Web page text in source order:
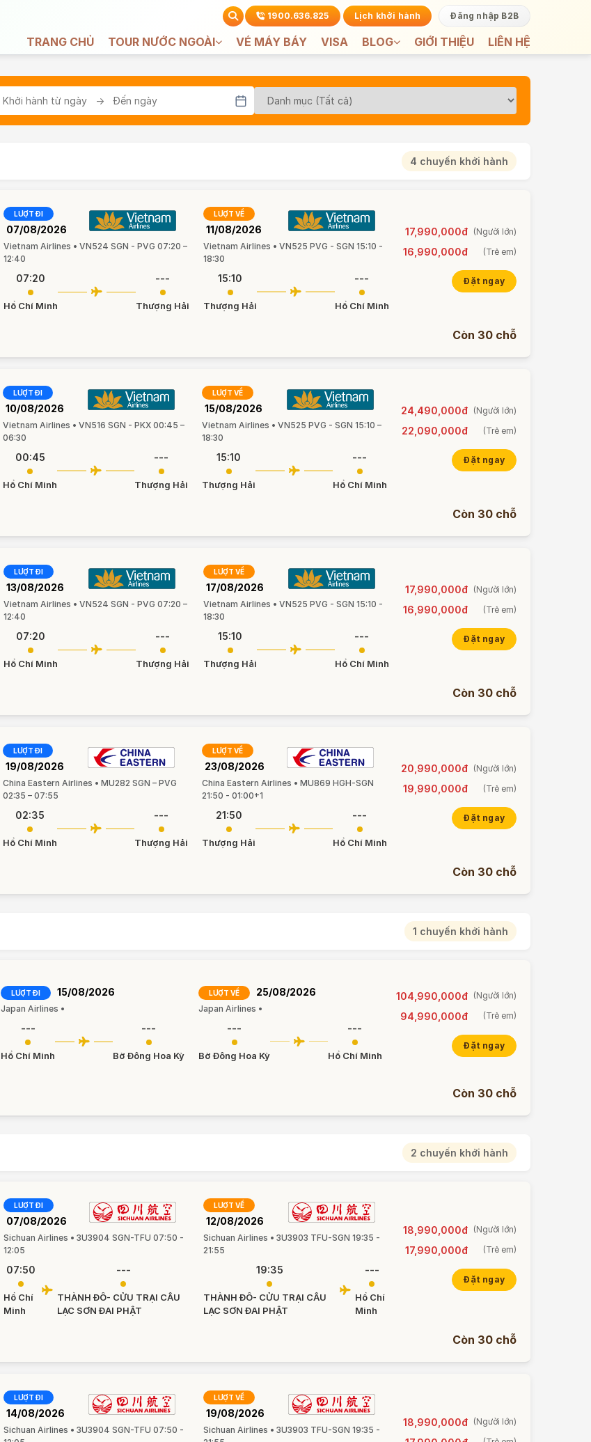
1900.636.825 Lịch khởi hành Đăng nhập B2B
TRANG CHỦ TOUR NƯỚC NGOÀI VÉ MÁY BÁY VISA BLOG GIỚI THIỆU LIÊN HỆ
4 chuyến khởi hành
LƯỢT ĐI
07/08/2026
Vietnam Airlines • VN524 SGN - PVG 07:20 –
12:40
07:20
Hồ Chí Minh
---
Thượng Hải
LƯỢT VỀ
11/08/2026
Vietnam Airlines • VN525 PVG - SGN 15:10 -
18:30
15:10
Thượng Hải
---
Hồ Chí Minh
17,990,000đ (Người lớn)
16,990,000đ (Trẻ em)
Đặt ngay
Còn 30 chỗ
LƯỢT ĐI
10/08/2026
Vietnam Airlines • VN516 SGN - PKX 00:45 –
06:30
00:45
Hồ Chí Minh
---
Thượng Hải
LƯỢT VỀ
15/08/2026
Vietnam Airlines • VN525 PVG - SGN 15:10 –
18:30
15:10
Thượng Hải
---
Hồ Chí Minh
24,490,000đ (Người lớn)
22,090,000đ (Trẻ em)
Đặt ngay
Còn 30 chỗ
LƯỢT ĐI
13/08/2026
Vietnam Airlines • VN524 SGN - PVG 07:20 –
12:40
07:20
Hồ Chí Minh
---
Thượng Hải
LƯỢT VỀ
17/08/2026
Vietnam Airlines • VN525 PVG - SGN 15:10 -
18:30
15:10
Thượng Hải
---
Hồ Chí Minh
17,990,000đ (Người lớn)
16,990,000đ (Trẻ em)
Đặt ngay
Còn 30 chỗ
LƯỢT ĐI
19/08/2026
China Eastern Airlines • MU282 SGN – PVG
02:35 – 07:55
02:35
Hồ Chí Minh
---
Thượng Hải
LƯỢT VỀ
23/08/2026
China Eastern Airlines • MU869 HGH-SGN
21:50 - 01:00+1
21:50
Thượng Hải
---
Hồ Chí Minh
20,990,000đ (Người lớn)
19,990,000đ (Trẻ em)
Đặt ngay
Còn 30 chỗ
1 chuyến khởi hành
LƯỢT ĐI 15/08/2026
Japan Airlines •
---
Hồ Chí Minh
---
Bờ Đông Hoa Kỳ
LƯỢT VỀ 25/08/2026
Japan Airlines •
---
Bờ Đông Hoa Kỳ
---
Hồ Chí Minh
104,990,000đ (Người lớn)
94,990,000đ (Trẻ em)
Đặt ngay
Còn 30 chỗ
2 chuyến khởi hành
LƯỢT ĐI
07/08/2026
Sichuan Airlines • 3U3904 SGN-TFU 07:50 -
12:05
07:50
Hồ Chí
Minh
---
THÀNH ĐÔ- CỬU TRẠI CÂU
LẠC SƠN ĐAI PHẬT
LƯỢT VỀ
12/08/2026
Sichuan Airlines • 3U3903 TFU-SGN 19:35 -
21:55
19:35
THÀNH ĐÔ- CỬU TRẠI CÂU
LẠC SƠN ĐAI PHẬT
---
Hồ Chí
Minh
18,990,000đ (Người lớn)
17,990,000đ (Trẻ em)
Đặt ngay
Còn 30 chỗ
LƯỢT ĐI
14/08/2026
Sichuan Airlines • 3U3904 SGN-TFU 07:50 -
LƯỢT VỀ
19/08/2026
Sichuan Airlines • 3U3903 TFU-SGN 19:35 -
18,990,000đ (Người lớn)